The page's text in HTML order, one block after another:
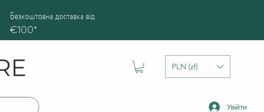
Безкоштовна доставка від
€100*
PLN (zł)
Увійти